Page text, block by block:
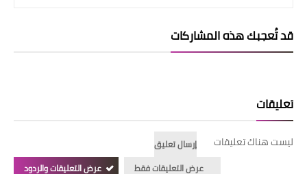
قد تُعجبك هذه المشاركات
تعليقات
ليست هناك تعليقات
إرسال تعليق
عرض التعليقات فقط
عرض التعليقات والردود